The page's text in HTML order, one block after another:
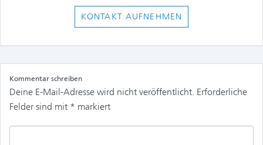
KONTAKT AUFNEHMEN
Kommentar schreiben
Deine E-Mail-Adresse wird nicht veröffentlicht. Erforderliche
Felder sind mit * markiert